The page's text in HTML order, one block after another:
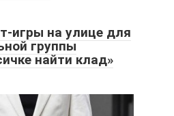
игры на улице для
группы
найти клад»